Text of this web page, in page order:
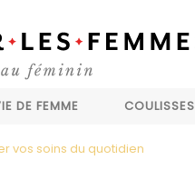
DE FEMME COULISSES
vos soins du quotidien